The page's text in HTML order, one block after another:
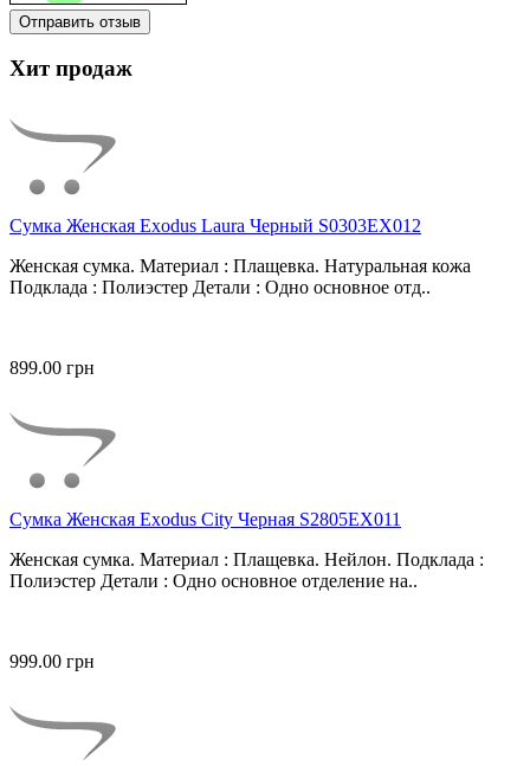
Отправить отзыв
Хит продаж
Сумка Женская Exodus Laura Черный S0303EX012
Женская сумка. Материал : Плащевка. Натуральная кожа
Подклада : Полиэстер Детали : Одно основное отд..
899.00 грн
Сумка Женская Exodus City Черная S2805EX011
Женская сумка. Материал : Плащевка. Нейлон. Подклада :
Полиэстер Детали : Одно основное отделение на..
999.00 грн